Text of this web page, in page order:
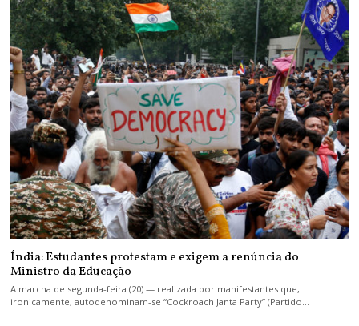
Índia: Estudantes protestam e exigem a renúncia do
Ministro da Educação
A marcha de segunda-feira (20) — realizada por manifestantes que,
ironicamente, autodenominam-se “Cockroach Janta Party” (Partido…